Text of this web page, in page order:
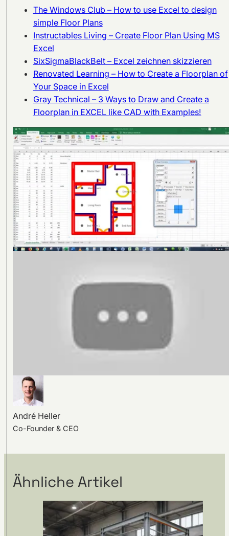
The Windows Club – How to use Excel to design
simple Floor Plans
Instructables Living – Create Floor Plan Using MS
Excel
SixSigmaBlackBelt – Excel zeichnen skizzieren
Renovated Learning – How to Create a Floorplan of
Your Space in Excel
Gray Technical – 3 Ways to Draw and Create a
Floorplan in EXCEL like CAD with Examples!
André Heller
Co-Founder & CEO
Ähnliche Artikel